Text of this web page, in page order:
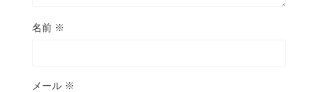
名前 ※
メール ※